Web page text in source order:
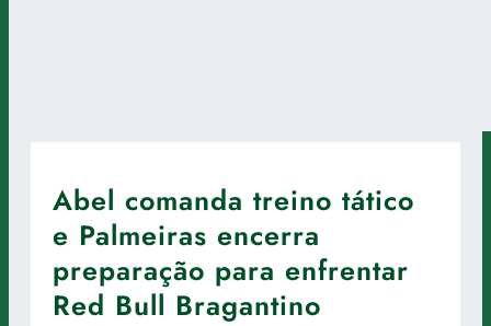
Abel comanda treino tático
e Palmeiras encerra
preparação para enfrentar
Red Bull Bragantino